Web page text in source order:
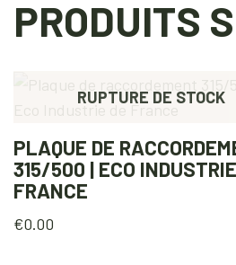
PRODUITS
RUPTURE DE STOCK
PLAQUE DE
315/500 | ECO
FRANCE
€0.00